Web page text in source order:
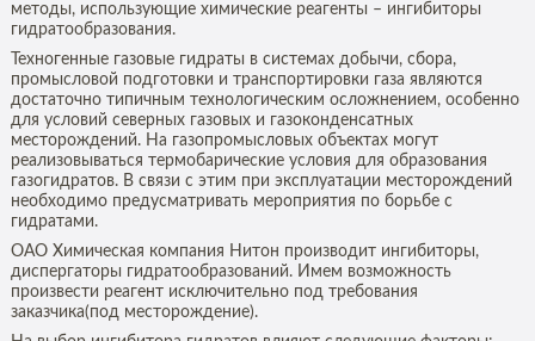
методы, использующие химические реагенты – ингибиторы
гидратообразования.
Техногенные газовые гидраты в системах добычи, сбора,
промысловой подготовки и транспортировки газа являются
достаточно типичным технологическим осложнением, особенно
для условий северных газовых и газоконденсатных
месторождений. На газопромысловых объектах могут
реализовываться термобарические условия для образования
газогидратов. В связи с этим при эксплуатации месторождений
необходимо предусматривать мероприятия по борьбе с
гидратами.
ОАО Химическая компания Нитон производит ингибиторы,
диспергаторы гидратообразований. Имем возможность
произвести реагент исключительно под требования
заказчика(под месторождение).